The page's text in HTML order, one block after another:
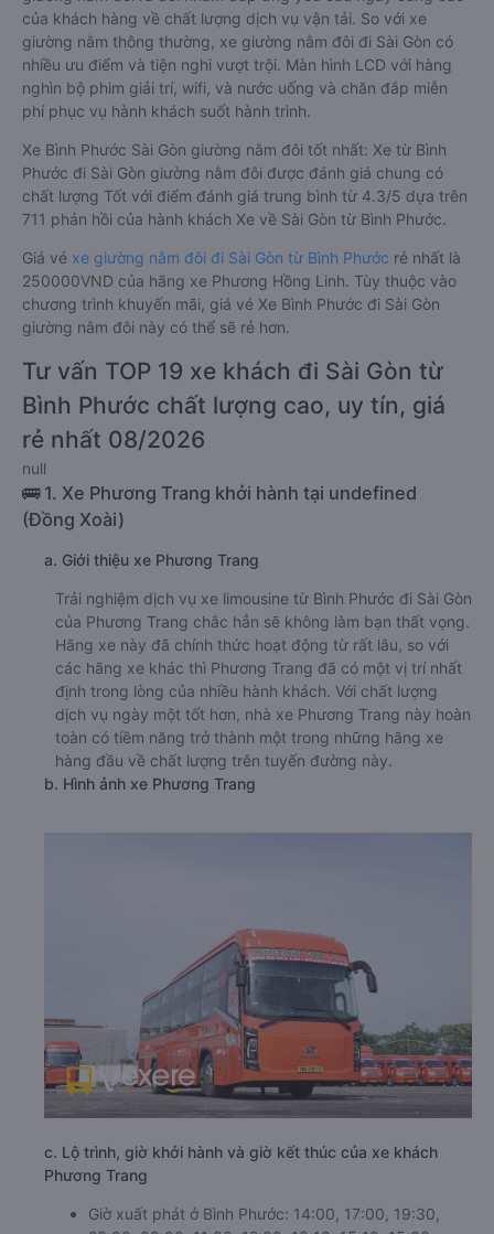
của khách hàng về chất lượng dịch vụ vận tải. So với xe
giường nằm thông thường, xe giường nằm đôi đi Sài Gòn có
nhiều ưu điểm và tiện nghi vượt trội. Màn hình LCD với hàng
nghìn bộ phim giải trí, wifi, và nước uống và chăn đắp miễn
phí phục vụ hành khách suốt hành trình.
Xe Bình Phước Sài Gòn giường nằm đôi tốt nhất: Xe từ Bình
Phước đi Sài Gòn giường nằm đôi được đánh giá chung có
chất lượng Tốt với điểm đánh giá trung bình từ 4.3/5 dựa trên
711 phản hồi của hành khách Xe về Sài Gòn từ Bình Phước.
Giá vé xe giường nằm đôi đi Sài Gòn từ Bình Phước rẻ nhất là
250000VND của hãng xe Phương Hồng Linh. Tùy thuộc vào
chương trình khuyến mãi, giá vé Xe Bình Phước đi Sài Gòn
giường nằm đôi này có thể sẽ rẻ hơn.
Tư vấn TOP 19 xe khách đi Sài Gòn từ
Bình Phước chất lượng cao, uy tín, giá
rẻ nhất 08/2026
null
🚌 1. Xe Phương Trang khởi hành tại undefined
(Đồng Xoài)
a. Giới thiệu xe Phương Trang
Trải nghiệm dịch vụ xe limousine từ Bình Phước đi Sài Gòn
của Phương Trang chắc hẳn sẽ không làm bạn thất vọng.
Hãng xe này đã chính thức hoạt động từ rất lâu, so với
các hãng xe khác thì Phương Trang đã có một vị trí nhất
định trong lòng của nhiều hành khách. Với chất lượng
dịch vụ ngày một tốt hơn, nhà xe Phương Trang này hoàn
toàn có tiềm năng trở thành một trong những hãng xe
hàng đầu về chất lượng trên tuyến đường này.
b. Hình ảnh xe Phương Trang
c. Lộ trình, giờ khởi hành và giờ kết thúc của xe khách
Phương Trang
Giờ xuất phát ở Bình Phước: 14:00, 17:00, 19:30,